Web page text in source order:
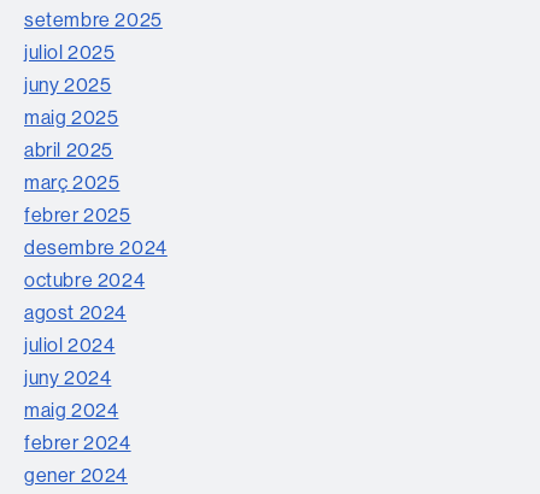
setembre 2025
juliol 2025
juny 2025
maig 2025
abril 2025
març 2025
febrer 2025
desembre 2024
octubre 2024
agost 2024
juliol 2024
juny 2024
maig 2024
febrer 2024
gener 2024